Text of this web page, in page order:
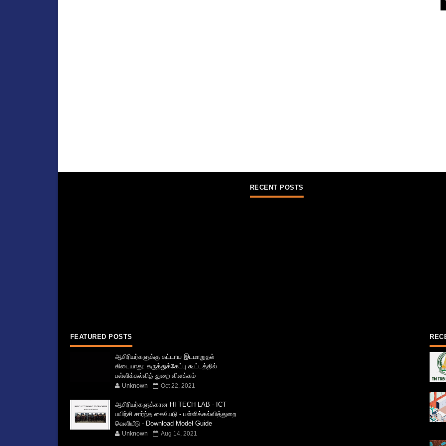
FEATURED POSTS
ஆசிரியர்களுக்கு கட்டாய இடமாறுதல்
கிடையாது: கருத்துக்கேட்பு கூட்டத்தில்
பள்ளிக்கல்வித் துறை விளக்கம்
Unknown Oct 22, 2021
ஆசிரியர்களுக்கான HI TECH LAB - ICT
பயிற்சி சார்ந்த கையேடு - பள்ளிக்கல்வித்துறை
வெளியீடு - Download Model Guide
Unknown Aug 14, 2021
RECENT POSTS